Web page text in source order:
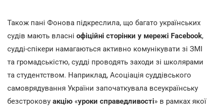
Також пані Фонова підкреслила, що багато українських
судів мають власні офіційні сторінки у мережі Facebook,
судді-спікери намагаються активно комунікувати зі ЗМІ
та громадськістю, судді проводять заходи зі школярами
та студентством. Наприклад, Асоціація суддівського
самоврядування України започаткувала всеукраїнську
безстрокову акцію «уроки справедливості» в рамках якої